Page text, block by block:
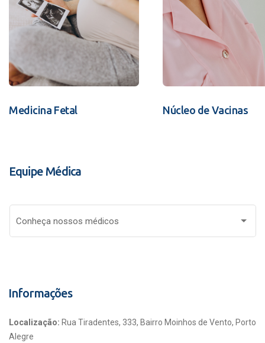
Medicina Fetal Núcleo de Vacinas
Equipe Médica
Conheça nossos médicos
Informações
Localização: Rua Tiradentes, 333, Bairro Moinhos de Vento, Porto
Alegre